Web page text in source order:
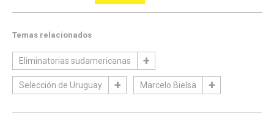
Temas relacionados
Eliminatorias sudamericanas
Selección de Uruguay Marcelo Bielsa